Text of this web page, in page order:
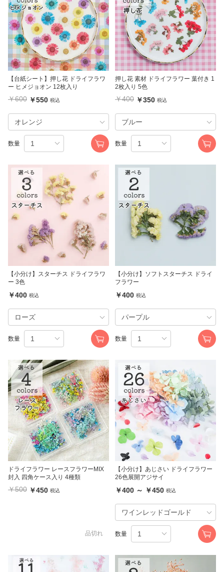
【台紙シート】押し花 ドライフラワ
ー ヒメジョオン 12枚入り
￥600 ￥550 税込
数量
押し花 素材 ドライフラワー 葉付き 1
2枚入り 5色
￥400 ￥350 税込
数量
【小分け】スターチス ドライフラワ
ー 3色
￥400 税込
数量
【小分け】ソフトスターチス ドライ
フラワー
￥400 税込
数量
ドライフラワー レースフラワーMIX
封入 四角ケース入り 4種類
￥500 ￥450 税込
品切れ
【小分け】あじさい ドライフラワー
26色展開アジサイ
￥400 ～ ￥450 税込
数量